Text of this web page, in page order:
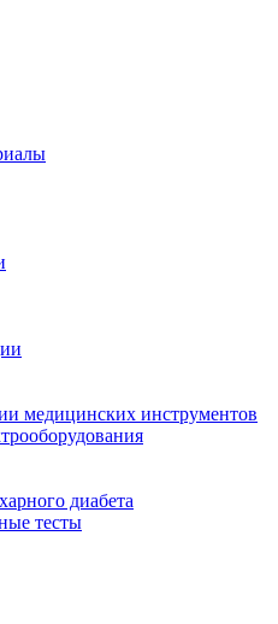
медицинских инструментов
диабета
тесты